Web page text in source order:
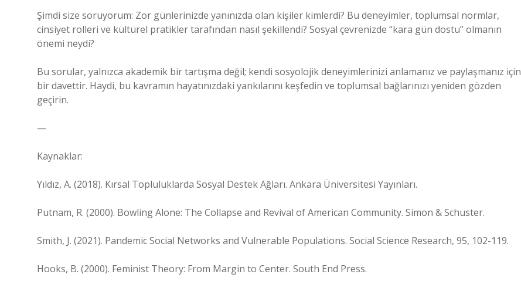
Şimdi size soruyorum: Zor günlerinizde yanınızda olan kişiler kimlerdi? Bu deneyimler, toplumsal normlar,
cinsiyet rolleri ve kültürel pratikler tarafından nasıl şekillendi? Sosyal çevrenizde “kara gün dostu” olmanın
önemi neydi?
Bu sorular, yalnızca akademik bir tartışma değil; kendi sosyolojik deneyimlerinizi anlamanız ve paylaşmanız için
bir davettir. Haydi, bu kavramın hayatınızdaki yankılarını keşfedin ve toplumsal bağlarınızı yeniden gözden
geçirin.
—
Kaynaklar:
Yıldız, A. (2018). Kırsal Topluluklarda Sosyal Destek Ağları. Ankara Üniversitesi Yayınları.
Putnam, R. (2000). Bowling Alone: The Collapse and Revival of American Community. Simon & Schuster.
Smith, J. (2021). Pandemic Social Networks and Vulnerable Populations. Social Science Research, 95, 102-119.
Hooks, B. (2000). Feminist Theory: From Margin to Center. South End Press.